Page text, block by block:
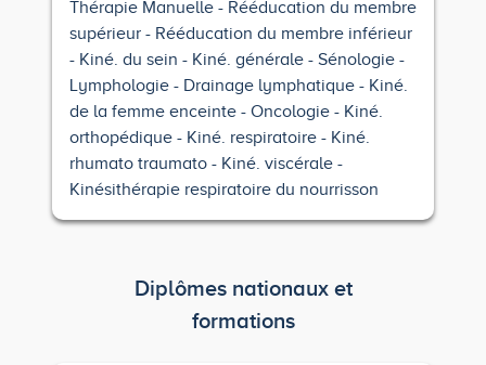
Thérapie Manuelle
Rééducation du membre
supérieur
Rééducation du membre inférieur
Kiné. du sein
Kiné. générale
Sénologie
Lymphologie
Drainage lymphatique
Kiné.
de la femme enceinte
Oncologie
Kiné.
orthopédique
Kiné. respiratoire
Kiné.
rhumato traumato
Kiné. viscérale
Kinésithérapie respiratoire du nourrisson
Diplômes nationaux et
formations